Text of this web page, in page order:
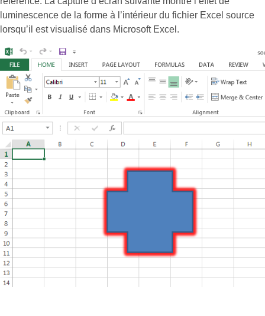
luminescence de la forme à l’intérieur du fichier Excel source
lorsqu’il est visualisé dans Microsoft Excel.